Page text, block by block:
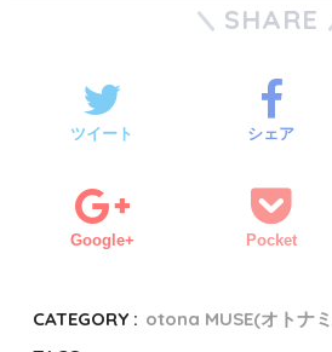
SHARE
ツイート シェア
Google+ Pocket
CATEGORY : otona MUSE(オトナ